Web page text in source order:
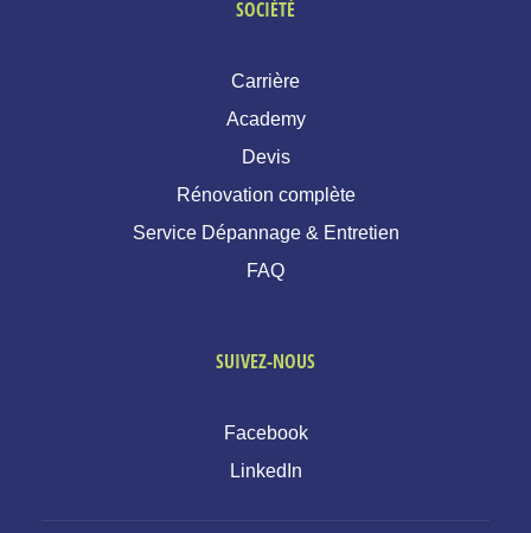
SOCIÉTÉ
Carrière
Academy
Devis
Rénovation complète
Service Dépannage & Entretien
FAQ
SUIVEZ-NOUS
Facebook
LinkedIn